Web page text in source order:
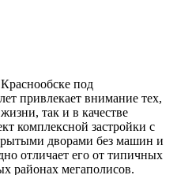
под
привлекает внимание тех,
так и в качестве
комплексной застройки с
дворами без машин и
отличает его от типичных
районах мегаполисов.